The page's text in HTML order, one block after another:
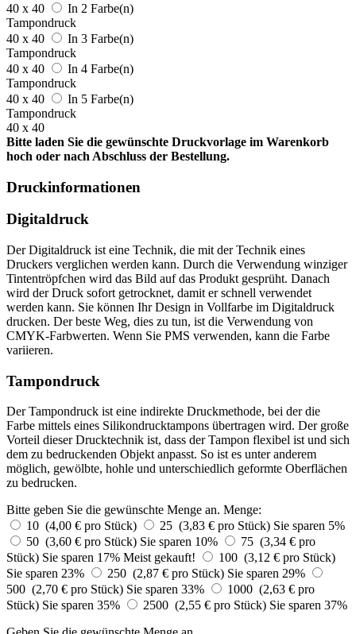
40 x 40
In 2 Farbe(n)
Tampondruck
40 x 40
In 3 Farbe(n)
Tampondruck
40 x 40
In 4 Farbe(n)
Tampondruck
40 x 40
In 5 Farbe(n)
Tampondruck
40 x 40
Bitte laden Sie die gewünschte Druckvorlage im Warenkorb
hoch oder nach Abschluss der Bestellung.
Druckinformationen
Digitaldruck
Der Digitaldruck ist eine Technik, die mit der Technik eines
Druckers verglichen werden kann. Durch die Verwendung winziger
Tintentröpfchen wird das Bild auf das Produkt gesprüht. Danach
wird der Druck sofort getrocknet, damit er schnell verwendet
werden kann. Sie können Ihr Design in Vollfarbe im Digitaldruck
drucken. Der beste Weg, dies zu tun, ist die Verwendung von
CMYK-Farbwerten. Wenn Sie PMS verwenden, kann die Farbe
variieren.
Tampondruck
Der Tampondruck ist eine indirekte Druckmethode, bei der die
Farbe mittels eines Silikondrucktampons übertragen wird. Der große
Vorteil dieser Drucktechnik ist, dass der Tampon flexibel ist und sich
dem zu bedruckenden Objekt anpasst. So ist es unter anderem
möglich, gewölbte, hohle und unterschiedlich geformte Oberflächen
zu bedrucken.
Bitte geben Sie die gewünschte Menge an. Menge:
10 (4,00 € pro Stück)
25 (3,83 € pro Stück) Sie sparen 5%
50 (3,60 € pro Stück) Sie sparen 10%
75 (3,34 € pro
Stück) Sie sparen 17% Meist gekauft!
100 (3,12 € pro Stück)
Sie sparen 23%
250 (2,87 € pro Stück) Sie sparen 29%
500 (2,70 € pro Stück) Sie sparen 33%
1000 (2,63 € pro
Stück) Sie sparen 35% 2500 (2,55 € pro Stück) Sie sparen 37%